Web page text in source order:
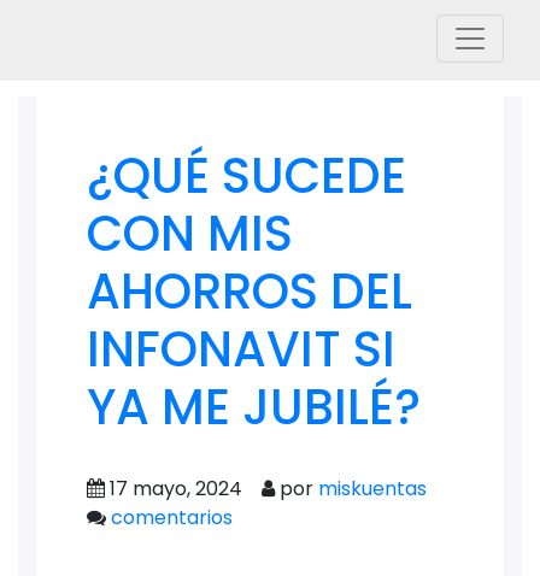
¿QUÉ SUCEDE
CON MIS
AHORROS DEL
INFONAVIT SI
YA ME JUBILÉ?
17 mayo, 2024 por miskuentas
comentarios